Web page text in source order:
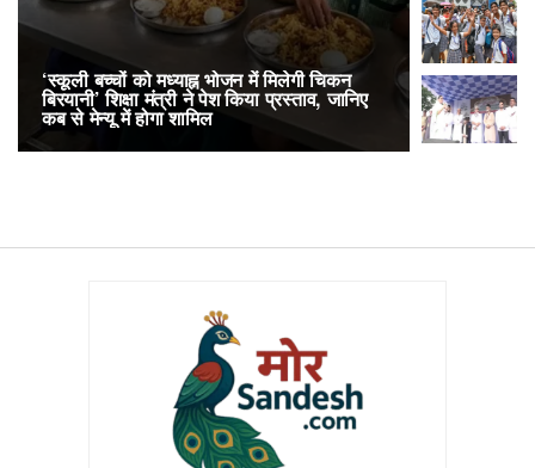
‘स्कूली बच्चों को मध्याह्न भोजन में मिलेगी चिकन
बिरयानी’ शिक्षा मंत्री ने पेश किया प्रस्ताव, जानिए
कब से मेन्यू में होगा शामिल
RailOne
लोकप्रिय,
अनारक्षित